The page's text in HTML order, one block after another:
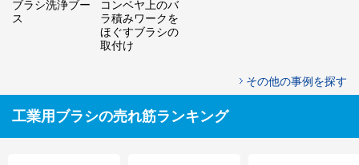
ブラシ洗浄ブー
ス
コンベヤ上のバ
ラ積みワークを
ほぐすブラシの
取付け
その他の事例を探す
工業用ブラシの売れ筋ランキング